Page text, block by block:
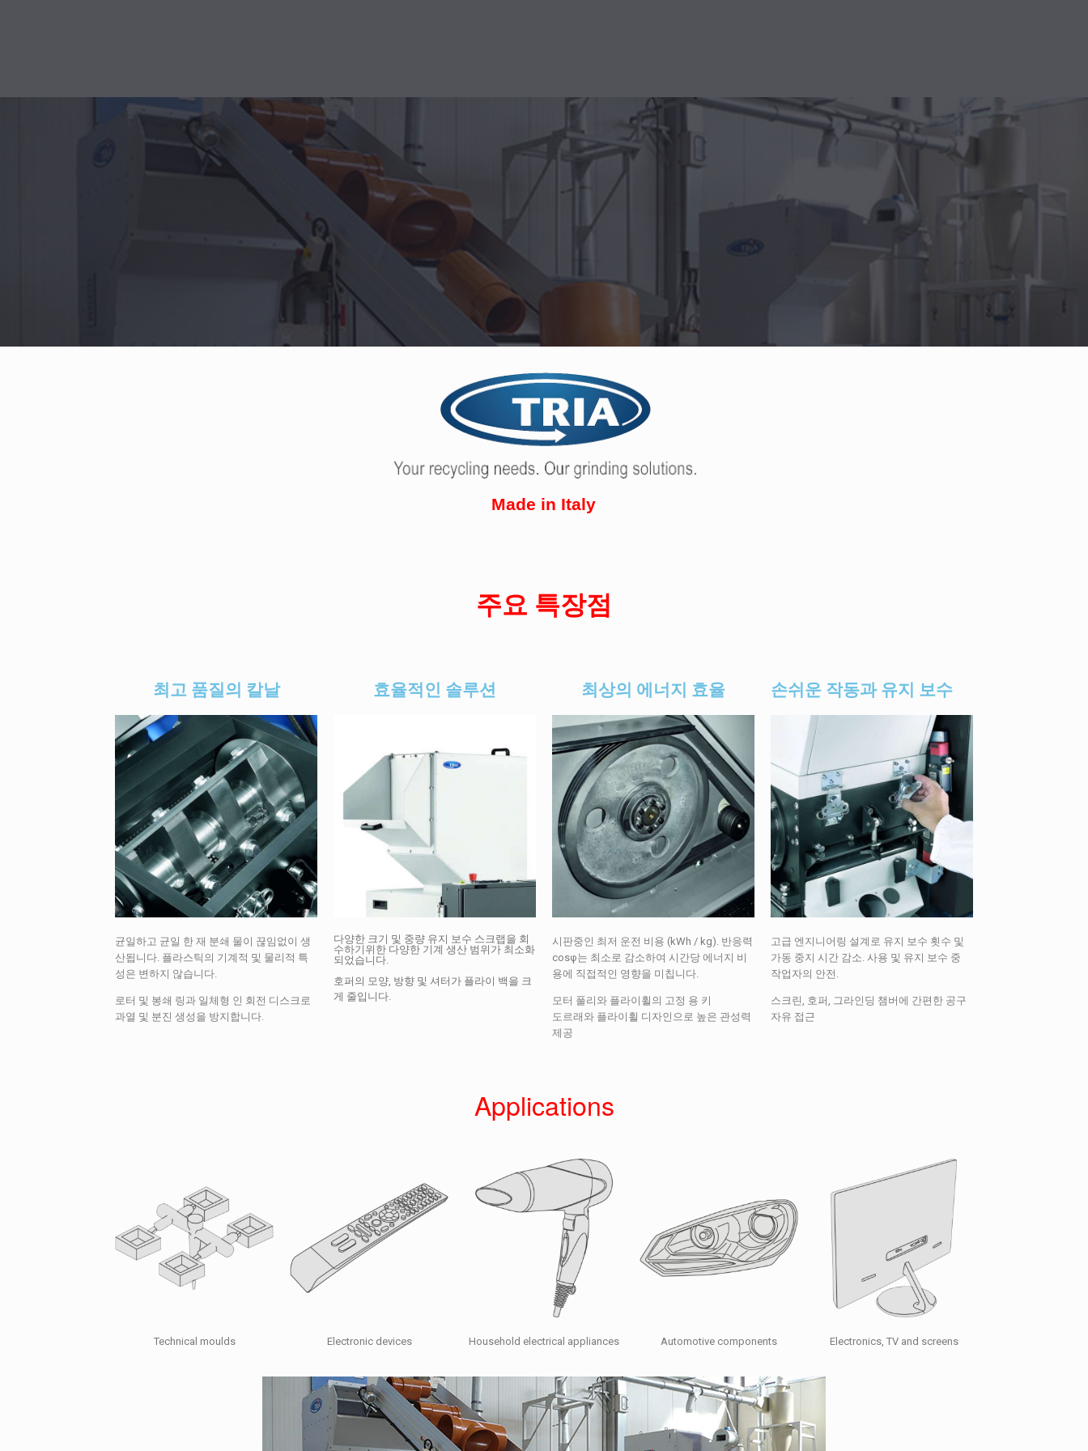
Made in Italy
주요 특장점
최고 품질의 칼날
균일하고 균일 한 재 분쇄 물이 끊임없이 생
산됩니다. 플라스틱의 기계적 및 물리적 특
성은 변하지 않습니다.
로터 및 봉쇄 링과 일체형 인 회전 디스크로
과열 및 분진 생성을 방지합니다.
효율적인 솔루션
다양한 크기 및 중량 유지 보수 스크랩을 회
수하기위한 다양한 기계 생산 범위가 최소화
되었습니다.
호퍼의 모양, 방향 및 셔터가 플라이 백을 크
게 줄입니다.
최상의 에너지 효율
시판중인 최저 운전 비용 (kWh / kg). 반응력
cosφ는 최소로 감소하여 시간당 에너지 비
용에 직접적인 영향을 미칩니다.
모터 풀리와 플라이휠의 고정 용 키
도르래와 플라이휠 디자인으로 높은 관성력
제공
손쉬운 작동과 유지 보수​
고급 엔지니어링 설계로 유지 보수 횟수 및
가동 중지 시간 감소. 사용 및 유지 보수 중
작업자의 안전.
스크린, 호퍼, 그라인딩 챔버에 간편한 공구
자유 접근
Applications
Technical moulds Electronic devices Household electrical appliances Automotive components Electronics, TV and screens